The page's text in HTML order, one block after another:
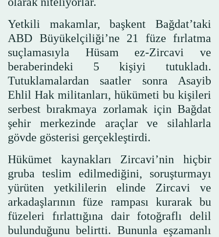
Yetkili makamlar, başkent Bağdat’taki
ABD Büyükelçiliği’ne 21 füze fırlatma
suçlamasıyla Hüsam ez-Zircavi ve
beraberindeki 5 kişiyi tutukladı.
Tutuklamalardan saatler sonra Asayib
Ehlil Hak militanları, hükümeti bu kişileri
serbest bırakmaya zorlamak için Bağdat
şehir merkezinde araçlar ve silahlarla
gövde gösterisi gerçekleştirdi.
Hükümet kaynakları Zircavi’nin hiçbir
gruba teslim edilmediğini, soruşturmayı
yürüten yetkililerin elinde Zircavi ve
arkadaşlarının füze rampası kurarak bu
füzeleri fırlattığına dair fotoğraflı delil
bulunduğunu belirtti. Bununla eşzamanlı